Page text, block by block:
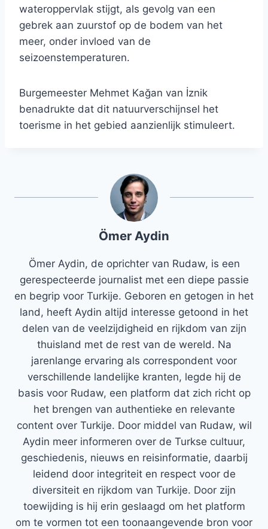
wateroppervlak stijgt, als gevolg van een
gebrek aan zuurstof op de bodem van het
meer, onder invloed van de
seizoenstemperaturen.
Burgemeester Mehmet Kağan van İznik
benadrukte dat dit natuurverschijnsel het
toerisme in het gebied aanzienlijk stimuleert.
Ömer Aydin
Ömer Aydin, de oprichter van Rudaw, is een
gerespecteerde journalist met een diepe passie
en begrip voor Turkije. Geboren en getogen in het
land, heeft Aydin altijd interesse getoond in het
delen van de veelzijdigheid en rijkdom van zijn
thuisland met de rest van de wereld. Na
jarenlange ervaring als correspondent voor
verschillende landelijke kranten, legde hij de
basis voor Rudaw, een platform dat zich richt op
het brengen van authentieke en relevante
content over Turkije. Door middel van Rudaw, wil
Aydin meer informeren over de Turkse cultuur,
geschiedenis, nieuws en reisinformatie, daarbij
leidend door integriteit en respect voor de
diversiteit en rijkdom van Turkije. Door zijn
toewijding is hij erin geslaagd om het platform
om te vormen tot een toonaangevende bron voor